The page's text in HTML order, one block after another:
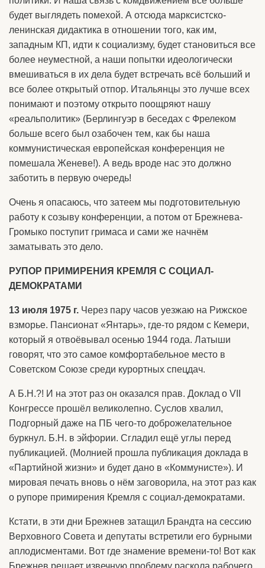
будет выглядеть помехой. А отсюда марксистско-
ленинская дидактика в отношении того, как им,
западным КП, идти к социализму, будет становиться все
более неуместной, а наши попытки идеологически
вмешиваться в их дела будет встречать всё больший и
все более открытый отпор. Итальянцы это лучше всех
понимают и поэтому открыто поощряют нашу
«реальполитик» (Берлингуэр в беседах с Фрелеком
больше всего был озабочен тем, как бы наша
коммунистическая европейская конференция не
помешала Женеве!). А ведь вроде нас это должно
заботить в первую очередь!
Очень я опасаюсь, что затеем мы подготовительную
работу к созыву конференции, а потом от Брежнева-
Громыко поступит гримаса и сами же начнём
заматывать это дело.
РУПОР ПРИМИРЕНИЯ КРЕМЛЯ С СОЦИАЛ-
ДЕМОКРАТАМИ
13 июля 1975 г. Через пару часов уезжаю на Рижское
взморье. Пансионат «Янтарь», где-то рядом с Кемери,
который я отвоёвывал осенью 1944 года. Латыши
говорят, что это самое комфортабельное место в
Советском Союзе среди курортных спецдач.
А Б.Н.?! И на этот раз он оказался прав. Доклад о VII
Конгрессе прошёл великолепно. Суслов хвалил,
Подгорный даже на ПБ чего-то доброжелательное
буркнул. Б.Н. в эйфории. Сгладил ещё углы перед
публикацией. (Молнией прошла публикация доклада в
«Партийной жизни» и будет дано в «Коммунисте»). И
мировая печать вновь о нём заговорила, на этот раз как
о рупоре примирения Кремля с социал-демократами.
Кстати, в эти дни Брежнев затащил Брандта на сессию
Верховного Совета и депутаты встретили его бурными
аплодисментами. Вот где знамение времени-то! Вот как